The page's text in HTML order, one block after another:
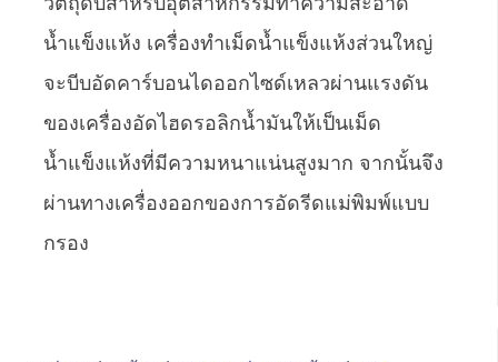
น้ำแข็งแห้ง เครื่องทำเม็ดน้ำแข็งแห้งส่วนใหญ่
จะบีบอัดคาร์บอนไดออกไซด์เหลวผ่านแรงดัน
ของเครื่องอัดไฮดรอลิกน้ำมันให้เป็นเม็ด
น้ำแข็งแห้งที่มีความหนาแน่นสูงมาก จากนั้นจึง
ผ่านทางเครื่องออกของการอัดรีดแม่พิมพ์แบบ
กรอง